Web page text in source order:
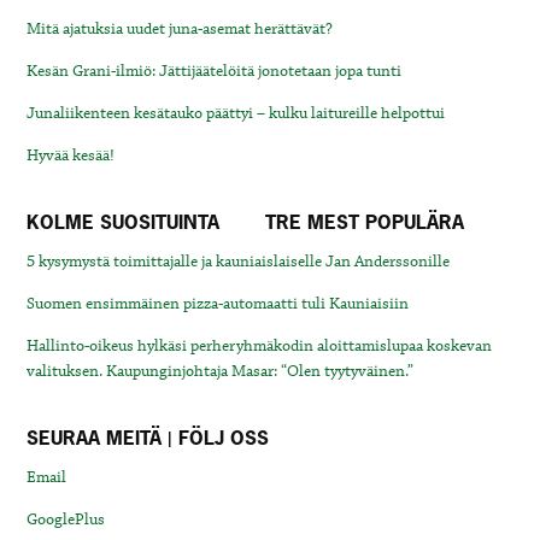
Mitä ajatuksia uudet juna-asemat herättävät?
Kesän Grani-ilmiö: Jättijäätelöitä jonotetaan jopa tunti
Junaliikenteen kesätauko päättyi – kulku laitureille helpottui
Hyvää kesää!
KOLME SUOSITUINTA TRE MEST POPULÄRA
5 kysymystä toimittajalle ja kauniaislaiselle Jan Anderssonille
Suomen ensimmäinen pizza-automaatti tuli Kauniaisiin
Hallinto-oikeus hylkäsi perheryhmäkodin aloittamislupaa koskevan
valituksen. Kaupunginjohtaja Masar: “Olen tyytyväinen.”
SEURAA MEITÄ | FÖLJ OSS
Email
GooglePlus